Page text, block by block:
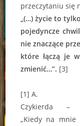
przeczytaniu się
„(…) życie to tylko
pojedyncze
nie znaczące
które łączą je
zmienić…”. [3]
[1] A.
Czykierda –
„Kiedy na mnie